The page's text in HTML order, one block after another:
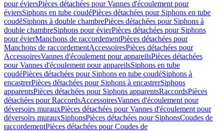
pour éviersPièces détachées pour Vannes d'écoulement pour
éviersSiphons en tube coudéPièces détachées pour Siphons en tube
coudéSiphons à double chambrePièces détachées pour Siphons à
double chambreSiphons pour évierPièces détachées pour Siphons
pour évierManchons de raccordementPièces détachées pour
Manchons de raccordementAccessoiresPièces détachées pour
AccessoiresVannes d'écoulement pour appareilsPièces détachées
pour Vannes d'écoulement pour appareilsSiphons en tube
coudéPièces détachées pour Siphons en tube coudéSiphons à
encastrerPièces détachées pour Siphons à encastrerSiphons
apparentsPièces détachées pour Siphons apparentsRaccordsPièces
détachées pour RaccordsAccessoiresVannes d'écoulement pour
déversoirs murauxPièces détachées pour Vannes d'écoulement pour
déversoirs murauxSiphonsPièces détachées pour SiphonsCoudes de
raccordementPièces détachées pour Coudes de